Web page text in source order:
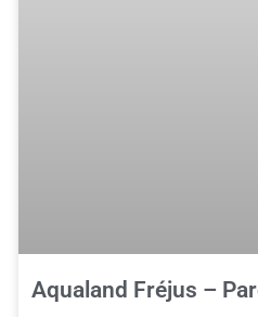
Aqualand Fréjus –